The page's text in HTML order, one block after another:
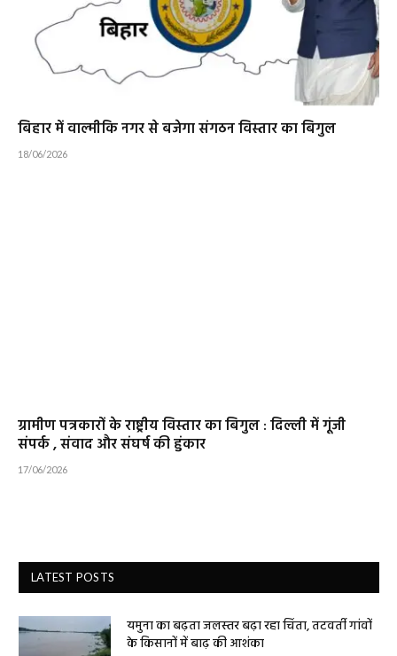
बिहार में वाल्मीकि नगर से बजेगा संगठन विस्तार का बिगुल
18/06/2026
ग्रामीण पत्रकारों के राष्ट्रीय विस्तार का बिगुल : दिल्ली में गूंजी
संपर्क , संवाद और संघर्ष की हुंकार
17/06/2026
LATEST POSTS
यमुना का बढ़ता जलस्तर बढ़ा रहा चिंता, तटवर्ती गांवों
के किसानों में बाढ़ की आशंका